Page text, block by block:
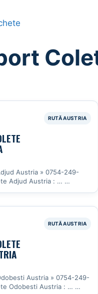
Austria » 0754-249-
Adjud Austria : …
Austria » 0754-249-
Odobesti Austria : …